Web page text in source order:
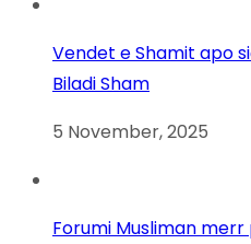
Vendet e Shamit apo
Biladi Sham
5 November, 2025
Forumi Musliman